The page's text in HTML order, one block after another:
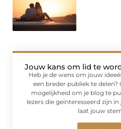
Jouw kans om lid te
Heb je de wens om jouw
een breder publiek te
mogelijkheid om je blog te
lezers die geïnteresseerd zijn
laat jouw